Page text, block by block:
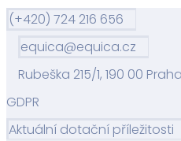
(+420) 724 216 656
equica@equica.cz
Rubeška 215/1, 190 00
GDPR
Aktuální dotační příležitosti